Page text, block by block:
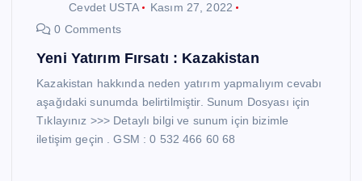
Cevdet USTA
Kasım 27, 2022
0 Comments
Yeni Yatırım Fırsatı : Kazakistan
Kazakistan hakkında neden yatırım yapmalıyım cevabı
aşağıdaki sunumda belirtilmiştir. Sunum Dosyası için
Tıklayınız >>> Detaylı bilgi ve sunum için bizimle
iletişim geçin . GSM : 0 532 466 60 68